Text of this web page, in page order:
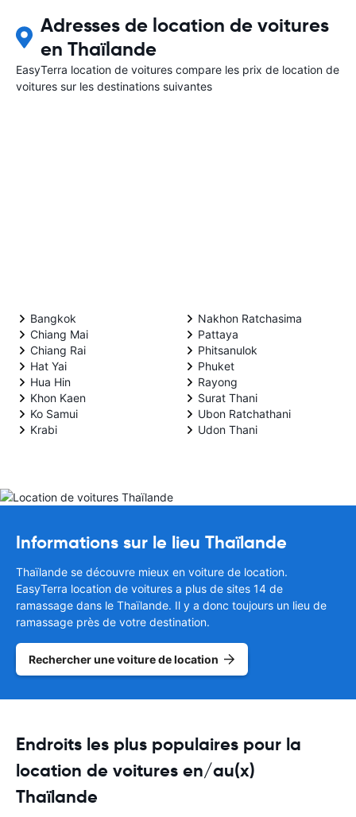
Adresses de location de voitures
en Thaïlande
EasyTerra location de voitures compare les prix de location de
voitures sur les destinations suivantes
Bangkok
Chiang Mai
Chiang Rai
Hat Yai
Hua Hin
Khon Kaen
Ko Samui
Krabi
Nakhon Ratchasima
Pattaya
Phitsanulok
Phuket
Rayong
Surat Thani
Ubon Ratchathani
Udon Thani
Informations sur le lieu Thaïlande
Thaïlande se découvre mieux en voiture de location.
EasyTerra location de voitures a plus de sites 14 de
ramassage dans le Thaïlande. Il y a donc toujours un lieu de
ramassage près de votre destination.
Rechercher une voiture de location
Endroits les plus populaires pour la
location de voitures en/au(x)
Thaïlande